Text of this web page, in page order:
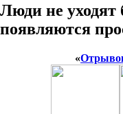
Люди не уходят
появляются
«